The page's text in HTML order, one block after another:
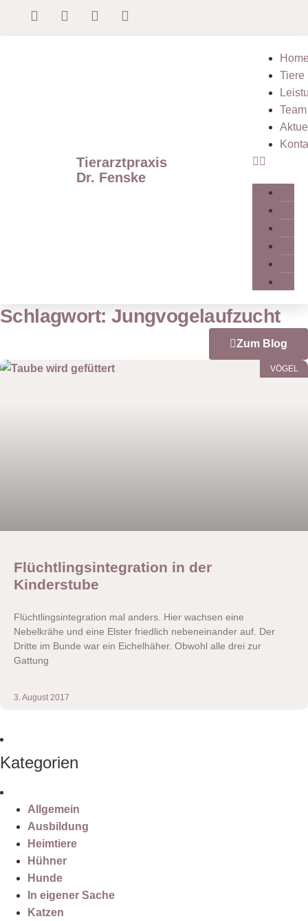
Tierarztpraxis
Dr. Fenske
Tiere
Team
Schlagwort: Jungvogelaufzucht
Zum Blog
VÖGEL
Flüchtlingsintegration in der
Kinderstube
Flüchtlingsintegration mal anders. Hier wachsen eine
Nebelkrähe und eine Elster friedlich nebeneinander auf. Der
Dritte im Bunde war ein Eichelhäher. Obwohl alle drei zur
Gattung
3. August 2017
Kategorien
Allgemein
Ausbildung
Heimtiere
Hühner
Hunde
In eigener Sache
Katzen